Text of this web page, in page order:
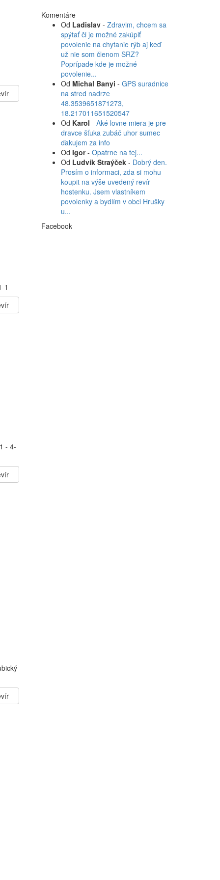
1
- 4-
Komentáre
Od Ladislav - Zdravim, chcem sa
spýtať či je možné zakúpiť
povolenie na chytanie rýb aj keď
už nie som členom SRZ?
Poprípade kde je možné
povolenie...
Od Michal Banyi - GPS suradnice
na stred nadrze
48.3539651871273,
18.217011651520547
Od Karol - Aké lovne miera je pre
dravce šťuka zubáč uhor sumec
ďakujem za info
Od Igor- Opatrne na tej...
Od Ludvík Straýček- Dobrý den.
Prosím o informaci, zda si mohu
koupit na výše uvedený revír
hostenku. Jsem vlastníkem
povolenky a bydlím v obci Hrušky
u...
Facebook